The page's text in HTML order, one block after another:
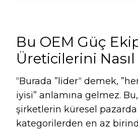
Bu OEM Güç
Üreticilerini
“Burada ”lider“ demek,
iyisi” anlamına gelmez.
şirketlerin küresel pazarda
kategorilerden en az